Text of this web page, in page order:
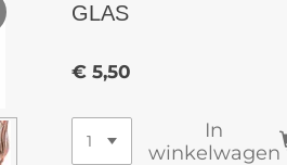
GLAS
€ 5,50
In
winkelwagen